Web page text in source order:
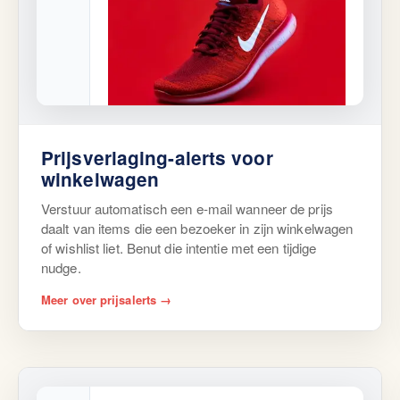
De Red Runners die je in je winkelwagen
liet, zijn nu in de aanbieding.
Terug naar winkelwagen
Prijsverlaging-alerts voor
winkelwagen
Verstuur automatisch een e-mail wanneer de prijs
daalt van items die een bezoeker in zijn winkelwagen
of wishlist liet. Benut die intentie met een tijdige
nudge.
Meer over prijsalerts →